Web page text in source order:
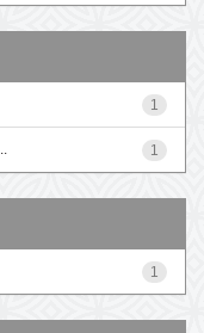
1
1
1